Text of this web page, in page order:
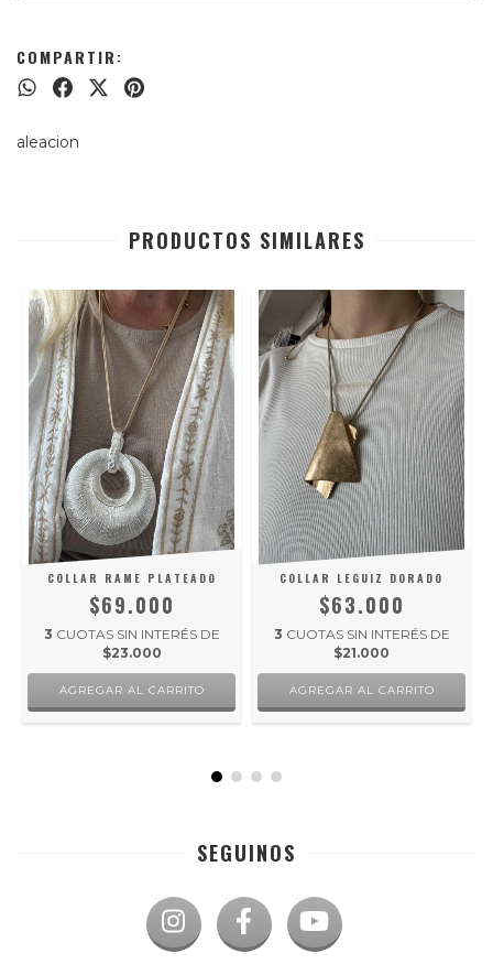
COMPARTIR:
aleacion
PRODUCTOS SIMILARES
COLLAR RAME PLATEADO
$69.000
3 CUOTAS SIN INTERÉS DE
$23.000
COLLAR LEGUIZ DORADO
$63.000
3 CUOTAS SIN INTERÉS DE
$21.000
SEGUINOS